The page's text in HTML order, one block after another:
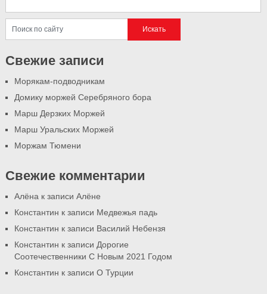
Свежие записи
Морякам-подводникам
Домику моржей Серебряного бора
Марш Дерзких Моржей
Марш Уральских Моржей
Моржам Тюмени
Свежие комментарии
Алёна к записи Алёне
Константин к записи Медвежья падь
Константин к записи Василий Небензя
Константин к записи Дорогие
Соотечественники С Новым 2021 Годом
Константин к записи О Турции